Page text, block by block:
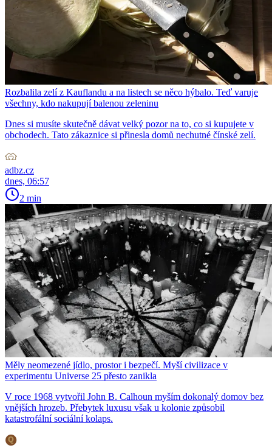
Rozbalila zelí z Kauflandu a na listech se něco hýbalo. Teď varuje
všechny, kdo nakupují balenou zeleninu
Dnes si musíte skutečně dávat velký pozor na to, co si kupujete v
obchodech. Tato zákaznice si přinesla domů nechutné čínské zelí.
adbz.cz
dnes, 06:57
2 min
Měly neomezené jídlo, prostor i bezpečí. Myší civilizace v
experimentu Universe 25 přesto zanikla
V roce 1968 vytvořil John B. Calhoun myším dokonalý domov bez
vnějších hrozeb. Přebytek luxusu však u kolonie způsobil
katastrofální sociální kolaps.